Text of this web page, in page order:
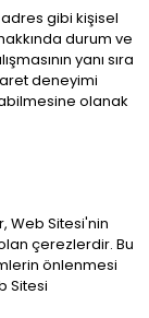
gibi kişisel
durum ve
yanı sıra
deneyimi
olanak
Web Sitesi'nin
çerezlerdir. Bu
önlenmesi
Sitesi